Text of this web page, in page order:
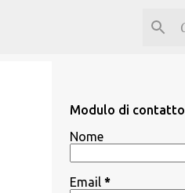
Modulo di contatto
Nome
Email *